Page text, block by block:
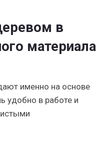
в
материала
именно на основе
удобно в работе и